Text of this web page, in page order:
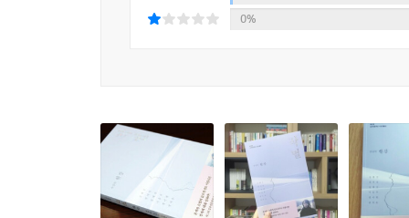
포갤 수 있었다. 다만, 맞잡은 손은 더 빨리 녹아
삶이라고 불렸던 몇 십 년의 시간에 대해. 눈과 귀
흥건한 물웅덩이로 남는다면? 그녀는 억울하지
순간을 기다렸다. “소멸이라는 운명을 운명에 대
0%